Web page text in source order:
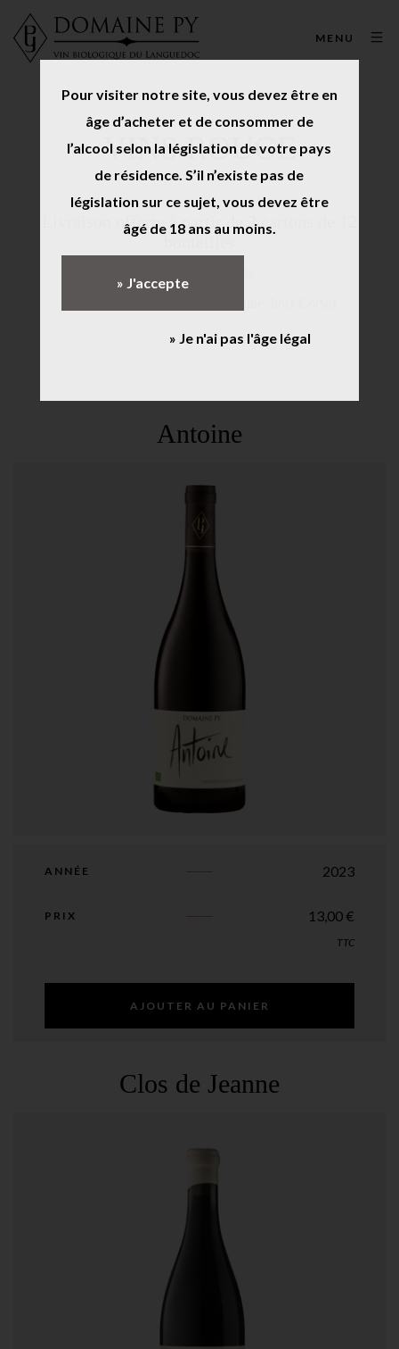
Pour visiter notre site, vous devez être en
âge d’acheter et de consommer de
l’alcool selon la législation de votre pays
de résidence. S’il n’existe pas de
législation sur ce sujet, vous devez être
âgé de 18 ans au moins.
» J'accepte
» Je n'ai pas l'âge légal
MENU
VINS ROUGE
Livraison offerte à partir de 2 cartons de 12
Antoine
ANNÉE 2023
PRIX 13,00 €
TTC
AJOUTER AU PANIER
Clos de Jeanne